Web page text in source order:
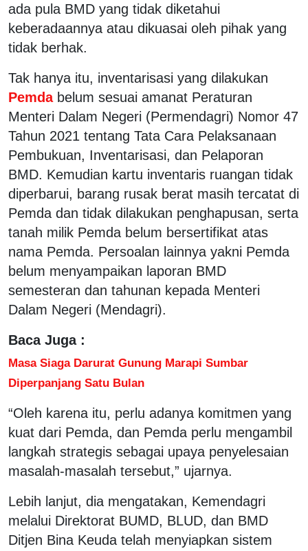
ada pula BMD yang tidak diketahui
keberadaannya atau dikuasai oleh pihak yang
tidak berhak.
Tak hanya itu, inventarisasi yang dilakukan
Pemda belum sesuai amanat Peraturan
Menteri Dalam Negeri (Permendagri) Nomor 47
Tahun 2021 tentang Tata Cara Pelaksanaan
Pembukuan, Inventarisasi, dan Pelaporan
BMD. Kemudian kartu inventaris ruangan tidak
diperbarui, barang rusak berat masih tercatat di
Pemda dan tidak dilakukan penghapusan, serta
tanah milik Pemda belum bersertifikat atas
nama Pemda. Persoalan lainnya yakni Pemda
belum menyampaikan laporan BMD
semesteran dan tahunan kepada Menteri
Dalam Negeri (Mendagri).
Baca Juga :
Masa Siaga Darurat Gunung Marapi Sumbar
Diperpanjang Satu Bulan
“Oleh karena itu, perlu adanya komitmen yang
kuat dari Pemda, dan Pemda perlu mengambil
langkah strategis sebagai upaya penyelesaian
masalah-masalah tersebut,” ujarnya.
Lebih lanjut, dia mengatakan, Kemendagri
melalui Direktorat BUMD, BLUD, dan BMD
Ditjen Bina Keuda telah menyiapkan sistem